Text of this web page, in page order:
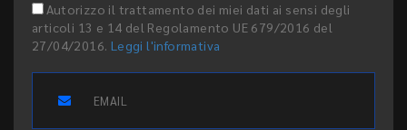
Autorizzo il trattamento dei miei dati ai sensi degli
articoli 13 e 14 del Regolamento UE 679/2016 del
27/04/2016. Leggi l'informativa